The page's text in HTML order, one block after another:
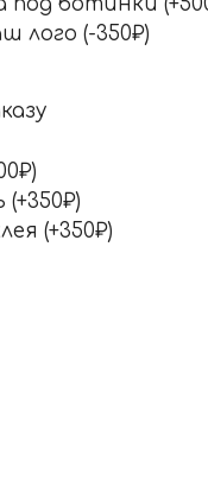
лого (-350₽)
(+350₽)